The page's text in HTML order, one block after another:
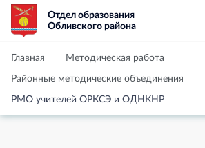
Отдел образования
Обливского района
Главная Методическая работа
Районные методические объединения
РМО учителей ОРКСЭ и ОДНКНР